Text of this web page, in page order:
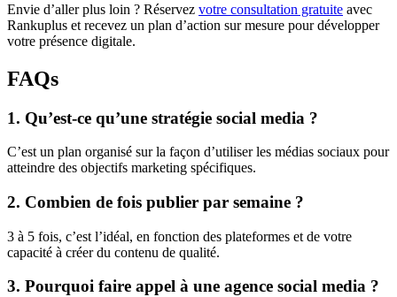
Envie d’aller plus loin ? Réservez votre consultation gratuite avec
Rankuplus et recevez un plan d’action sur mesure pour développer
votre présence digitale.
FAQs
1. Qu’est-ce qu’une stratégie social media ?
C’est un plan organisé sur la façon d’utiliser les médias sociaux pour
atteindre des objectifs marketing spécifiques.
2. Combien de fois publier par semaine ?
3 à 5 fois, c’est l’idéal, en fonction des plateformes et de votre
capacité à créer du contenu de qualité.
3. Pourquoi faire appel à une agence social media ?